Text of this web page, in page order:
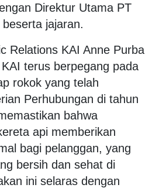
Direktur Utama PT
jajaran.
Relations KAI Anne Purba
terus berpegang pada
rokok yang telah
Perhubungan di tahun
bahwa
api memberikan
bagi pelanggan, yang
bersih dan sehat di
ini selaras dengan